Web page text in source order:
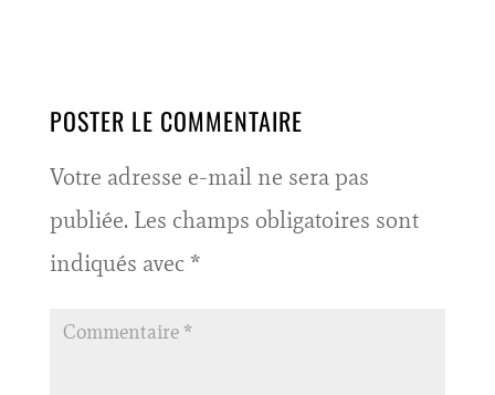
POSTER LE COMMENTAIRE
Votre adresse e-mail ne sera pas
publiée. Les champs obligatoires sont
indiqués avec *